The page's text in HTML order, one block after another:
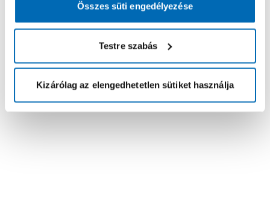
Összes süti engedélyezése
Testre szabás
Kizárólag az elengedhetetlen sütiket használja